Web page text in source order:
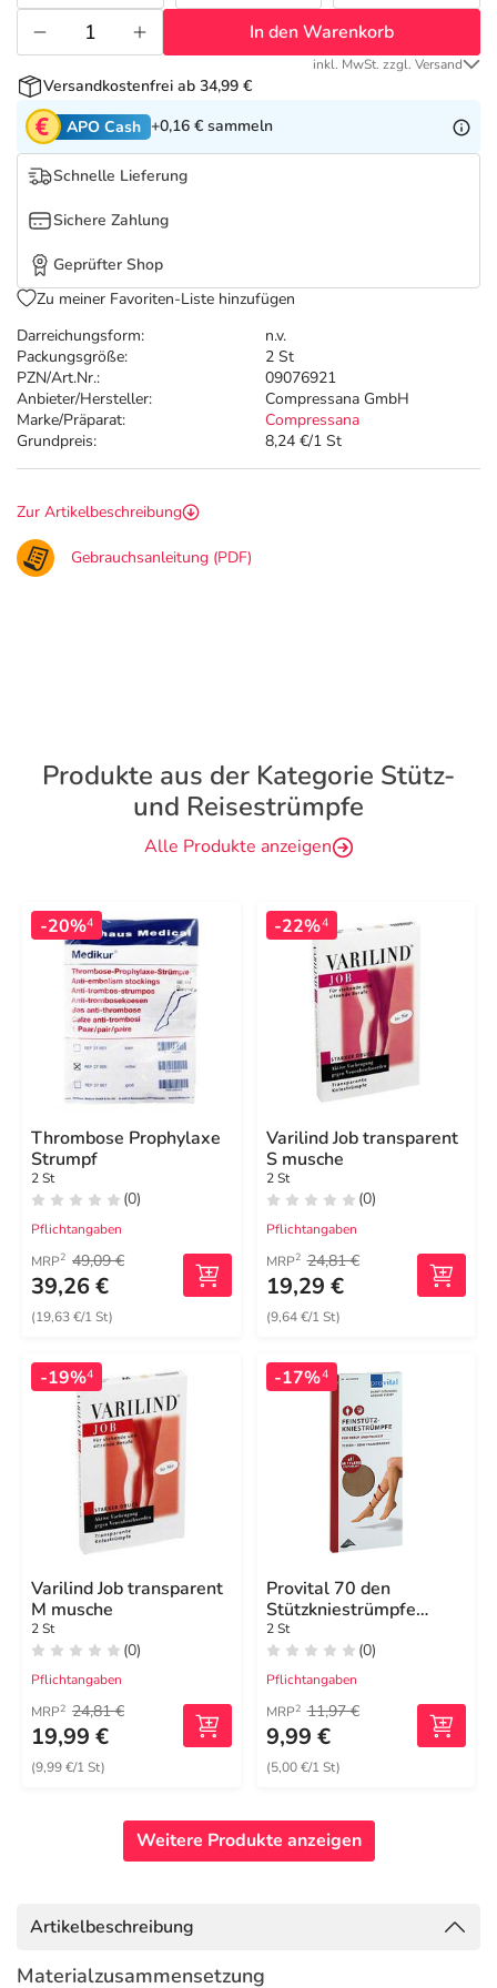
Vitamine & Mineralstoffe
Darreichungsform:
n.v.
Packungsgröße:
2 St
PZN/Art.Nr.:
09076921
Anbieter/Hersteller:
Compressana GmbH
Marke/Präparat:
Compressana
Grundpreis:
8,24 €/1 St
In den Warenkorb
inkl. MwSt. zzgl. Versand
Versandkostenfrei ab 34,99 €
APO Cash +0,16 € sammeln
Schnelle Lieferung
Sichere Zahlung
Geprüfter Shop
Zu meiner Favoriten-Liste hinzufügen
Zur Artikelbeschreibung
Gebrauchsanleitung (PDF)
Produkte aus der Kategorie Stütz-
und Reisestrümpfe
Alle Produkte anzeigen
-20%4
Thrombose Prophylaxe
Strumpf
2 St
(0)
Pflichtangaben
MRP2 49,09 €
39,26 €
(19,63 €/1 St)
-22%4
Varilind Job transparent
S musche
2 St
(0)
Pflichtangaben
MRP2 24,81 €
19,29 €
(9,64 €/1 St)
-19%4
Varilind Job transparent
M musche
2 St
(0)
Pflichtangaben
MRP2 24,81 €
19,99 €
(9,99 €/1 St)
-17%4
Provital 70 den
Stützkniestrümpfe
Größe 39 - 42 puder
2 St
(0)
Pflichtangaben
MRP2 11,97 €
9,99 €
(5,00 €/1 St)
Weitere Produkte anzeigen
Artikelbeschreibung
Materialzusammensetzung